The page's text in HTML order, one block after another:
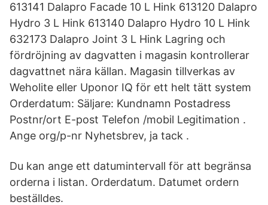
613141 Dalapro Facade 10 L Hink 613120 Dalapro
Hydro 3 L Hink 613140 Dalapro Hydro 10 L Hink
632173 Dalapro Joint 3 L Hink Lagring och
fördröjning av dagvatten i magasin kontrollerar
dagvattnet nära källan. Magasin tillverkas av
Weholite eller Uponor IQ för ett helt tätt system
Orderdatum: Säljare: Kundnamn Postadress
Postnr/ort E-post Telefon /mobil Legitimation .
Ange org/p-nr Nyhetsbrev, ja tack .
Du kan ange ett datumintervall för att begränsa
orderna i listan. Orderdatum. Datumet ordern
beställdes.